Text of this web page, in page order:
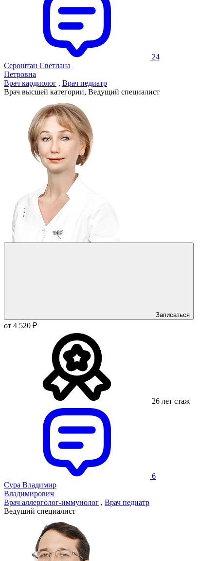
24
Сероштан Светлана
Петровна
Врач кардиолог , Врач педиатр
Врач высшей категории, Ведущий специалист
Записаться
от 4 520 ₽
26 лет стаж
6
Сура Владимир
Владимирович
Врач аллерголог-иммунолог , Врач педиатр
Ведущий специалист